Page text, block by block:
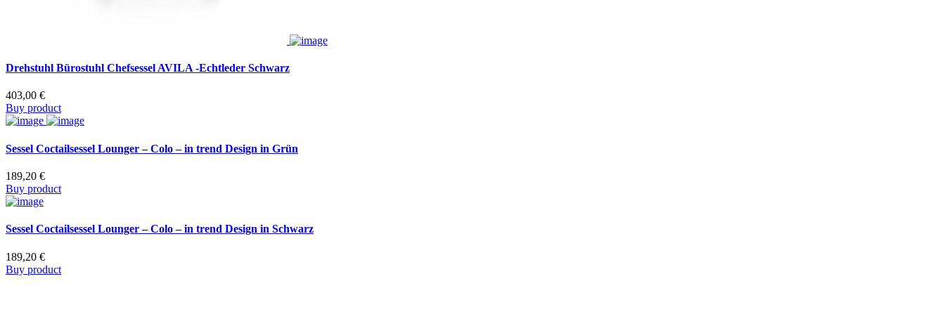
Drehstuhl Bürostuhl Chefsessel AVILA -Echtleder Schwarz
403,00 €
Buy product
Sessel Coctailsessel Lounger – Colo – in trend Design in Grün
189,20 €
Buy product
Sessel Coctailsessel Lounger – Colo – in trend Design in Schwarz
189,20 €
Buy product